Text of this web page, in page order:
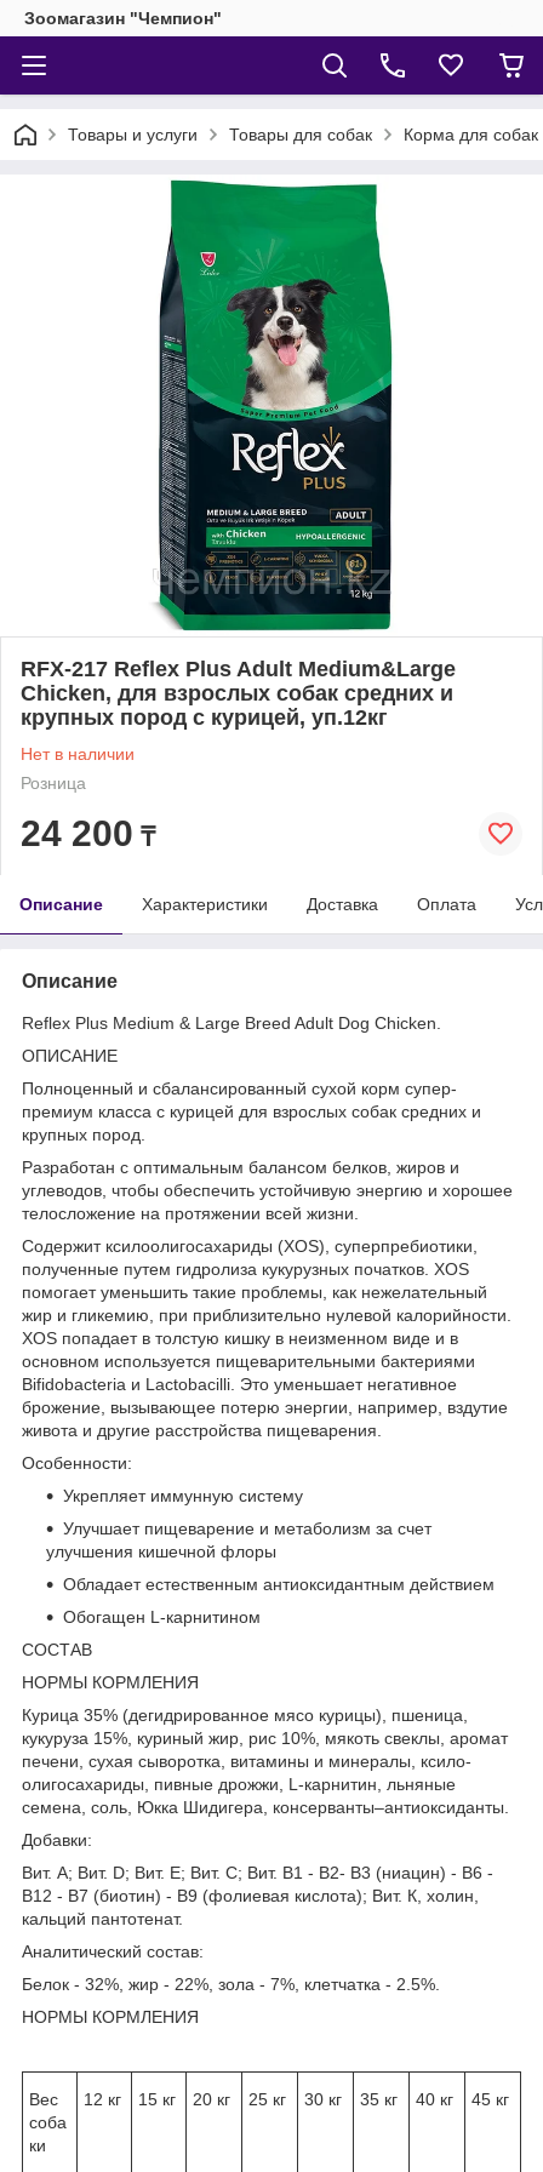
Зоомагазин "Чемпион"
Товары и услуги Товары для собак Корма для собак
RFX-217 Reflex Plus Adult Medium&Large
Chicken, для взрослых собак средних и
крупных пород с курицей, уп.12кг
Нет в наличии
Розница
24 200 ₸
Описание Характеристики Доставка Оплата
Описание
Reflex Plus Medium & Large Breed Adult Dog Chicken.
ОПИСАНИЕ
Полноценный и сбалансированный сухой корм супер-
премиум класса с курицей для взрослых собак средних и
крупных пород.
Разработан с оптимальным балансом белков, жиров и
углеводов, чтобы обеспечить устойчивую энергию и хорошее
телосложение на протяжении всей жизни.
Содержит ксилоолигосахариды (XOS), суперпребиотики,
полученные путем гидролиза кукурузных початков. XOS
помогает уменьшить такие проблемы, как нежелательный
жир и гликемию, при приблизительно нулевой калорийности.
XOS попадает в толстую кишку в неизменном виде и в
основном используется пищеварительными бактериями
Bifidobacteria и Lactobacilli. Это уменьшает негативное
брожение, вызывающее потерю энергии, например, вздутие
живота и другие расстройства пищеварения.
Особенности:
Укрепляет иммунную систему
Улучшает пищеварение и метаболизм за счет
улучшения кишечной флоры
Обладает естественным антиоксидантным действием
Обогащен L-карнитином
СОСТАВ
НОРМЫ КОРМЛЕНИЯ
Курица 35% (дегидрированное мясо курицы), пшеница,
кукуруза 15%, куриный жир, рис 10%, мякоть свеклы, аромат
печени, сухая сыворотка, витамины и минералы, ксило-
олигосахариды, пивные дрожжи, L-карнитин, льняные
семена, соль, Юкка Шидигера, консерванты–антиоксиданты.
Добавки:
Вит. А; Вит. D; Вит. Е; Вит. С; Вит. B1 - B2- B3 (ниацин) - B6 -
B12 - B7 (биотин) - B9 (фолиевая кислота); Вит. К, холин,
кальций пантотенат.
Аналитический состав:
Белок - 32%, жир - 22%, зола - 7%, клетчатка - 2.5%.
НОРМЫ КОРМЛЕНИЯ
Вес
соба
ки
12 кг 15 кг 20 кг 25 кг 30 кг 35 кг 40 кг 45 кг